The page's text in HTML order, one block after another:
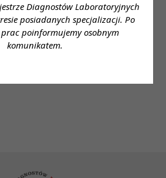
Diagnostów Laboratoryjnych
posiadanych specjalizacji. Po
poinformujemy osobnym
komunikatem.
Rzecznika